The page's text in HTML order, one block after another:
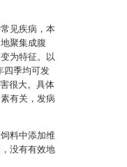
见疾病，本
聚集成腹
为特征。以
四季均可发
很大。具体
有关，发病
料中添加维
没有有效地